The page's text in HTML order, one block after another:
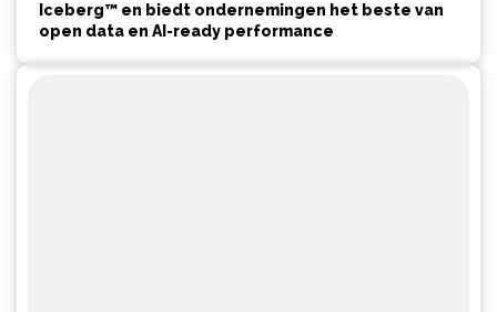
Iceberg™ en biedt ondernemingen het beste van
open data en AI-ready performance